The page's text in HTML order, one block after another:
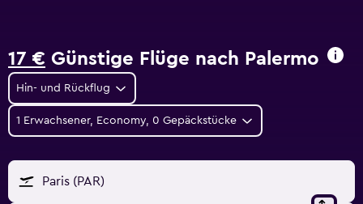
17 € Günstige Flüge nach Palermo
Hin- und Rückflug
1 Erwachsener, Economy, 0 Gepäckstücke
Paris (PAR)